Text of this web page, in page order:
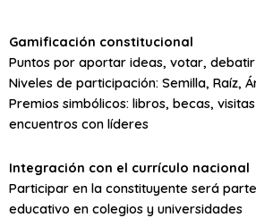
Gamificación constitucional
Puntos por aportar ideas, votar,
Niveles de participación: Semilla, Raíz,
Premios simbólicos: libros, becas,
encuentros con líderes
Integración con el currículo nacional
Participar en la constituyente será
educativo en colegios y universidades